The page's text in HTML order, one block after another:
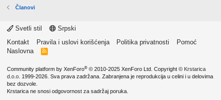
Članovi
Svetli stil
Srpski
Kontakt
Pravila i uslovi korišćenja Politika privatnosti
Pomoć
Naslovna
R
Community platform by XenForo® © 2010-2025 XenForo Ltd. Copyright © Krstarica
d.o.o. 1999-2026. Sva prava zadržana. Zabranjena je reprodukcija u celini i u delovima
bez dozvole.
Krstarica ne snosi odgovornost za sadržaj poruka.